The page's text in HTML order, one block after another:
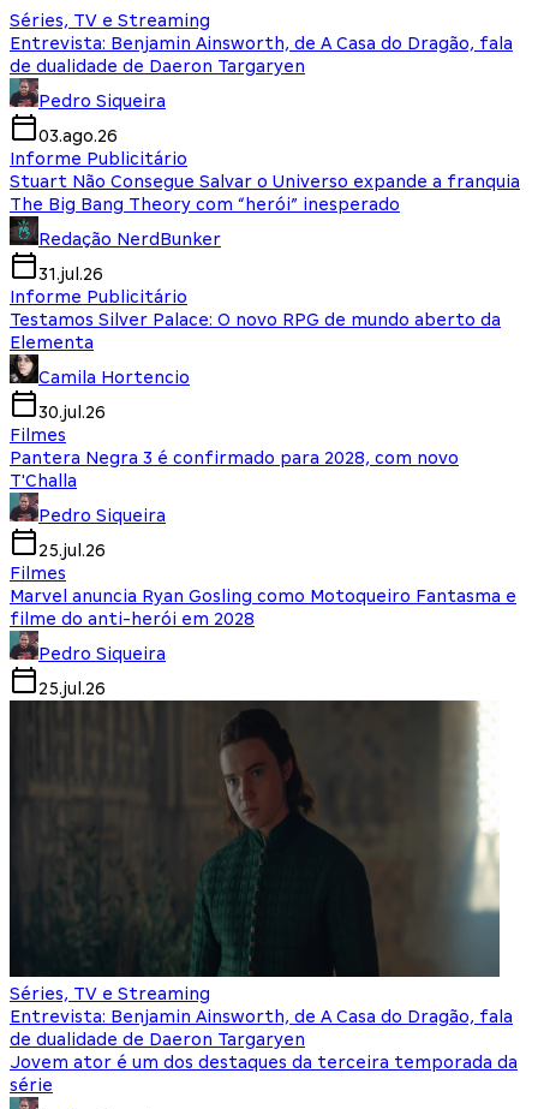
Séries, TV e Streaming
Entrevista: Benjamin Ainsworth, de A Casa do Dragão, fala
de dualidade de Daeron Targaryen
Pedro Siqueira
03.ago.26
Informe Publicitário
Stuart Não Consegue Salvar o Universo expande a franquia
The Big Bang Theory com “herói” inesperado
Redação NerdBunker
31.jul.26
Informe Publicitário
Testamos Silver Palace: O novo RPG de mundo aberto da
Elementa
Camila Hortencio
30.jul.26
Filmes
Pantera Negra 3 é confirmado para 2028, com novo
T'Challa
Pedro Siqueira
25.jul.26
Filmes
Marvel anuncia Ryan Gosling como Motoqueiro Fantasma e
filme do anti-herói em 2028
Pedro Siqueira
25.jul.26
Séries, TV e Streaming
Entrevista: Benjamin Ainsworth, de A Casa do Dragão, fala
de dualidade de Daeron Targaryen
Jovem ator é um dos destaques da terceira temporada da
série